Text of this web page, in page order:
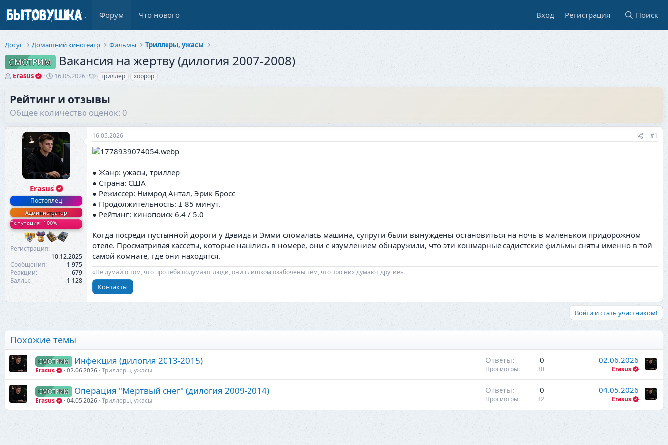
Форум Что нового Вход Регистрация Поиск
Досуг Домашний кинотеатр Фильмы Триллеры, ужасы
СМОТРИМ Вакансия на жертву (дилогия 2007-2008)
А
о
р
е
Erasus
Д
н
ч
а
л
а
16.05.2026
Т
и
триллер хоррор
Рейтинг и отзывы
Общее количество оценок: 0
Erasus
Постоялец
Администратор
Репутация: 100%
Регистрация
10.12.2025
Сообщения
1 975
Реакции
679
Баллы
1 128
16.05.2026 #1
● Жанр: ужасы, триллер
● Страна: США
● Режиссёр: Нимрод Антал, Эрик Бросс
● Продолжительность: ± 85 минут.
● Рейтинг: кинопоиск 6.4 / 5.0
Когда посреди пустынной дороги у Дэвида и Эмми сломалась машина, супруги были вынуждены остановиться на ночь в маленьком придорожном
отеле. Просматривая кассеты, которые нашлись в номере, они с изумлением обнаружили, что эти кошмарные садистские фильмы сняты именно в той
самой комнате, где они находятся.
«Не думай о том, что про тебя подумают люди, они слишком озабочены тем, что про них думают другие».
Контакты
Войти и стать участником!
Похожие темы
СМОТРИМ Инфекция (дилогия 2013-2015)
Erasus 02.06.2026 Триллеры, ужасы
Ответы 0
Просмотры 30
02.06.2026
Erasus
СМОТРИМ Операция "Мëртвый снег" (дилогия 2009-2014)
Erasus 04.05.2026 Триллеры, ужасы
Ответы 0
Просмотры 32
04.05.2026
Erasus